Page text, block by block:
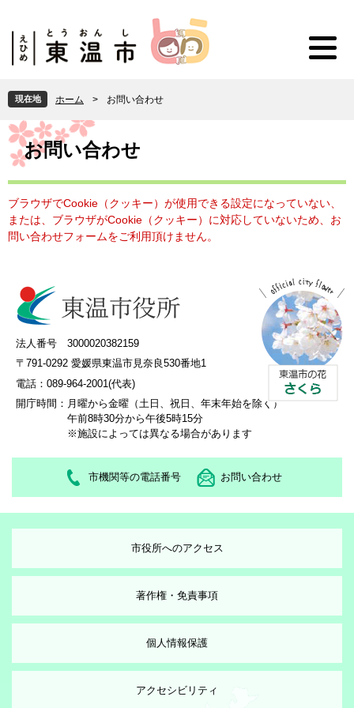
頭
で
す
。
飛
ば
し
て
本
現在地 ホーム > お問い合わせ
本
文 お問い合わせ
ブラウザでCookie（クッキー）が使用できる設定になっていない、
または、ブラウザがCookie（クッキー）に対応していないため、お
問い合わせフォームをご利用頂けません。
法人番号 3000020382159
〒791-0292 愛媛県東温市見奈良530番地1
電話：089-964-2001(代表)
開庁時間： 月曜から金曜（土日、祝日、年末年始を除く）
午前8時30分から午後5時15分
※施設によっては異なる場合があります
市機関等の電話番号 お問い合わせ
市役所へのアクセス
著作権・免責事項
個人情報保護
アクセシビリティ